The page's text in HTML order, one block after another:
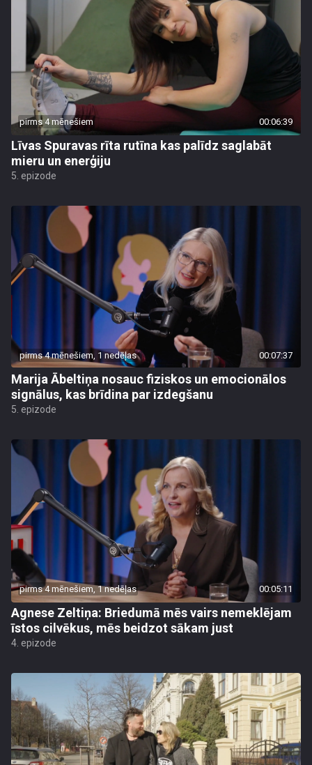
pirms 4 mēnešiem 00:06:39
Līvas Spuravas rīta rutīna kas palīdz saglabāt
mieru un enerģiju
5. epizode
pirms 4 mēnešiem, 1 nedēļas 00:07:37
Marija Ābeltiņa nosauc fiziskos un emocionālos
signālus, kas brīdina par izdegšanu
5. epizode
pirms 4 mēnešiem, 1 nedēļas 00:05:11
Agnese Zeltiņa: Briedumā mēs vairs nemeklējam
īstos cilvēkus, mēs beidzot sākam just
4. epizode